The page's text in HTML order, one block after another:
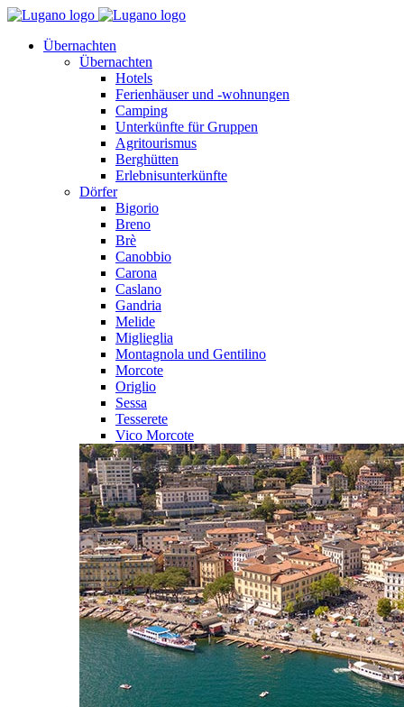
Übernachten
Übernachten
Hotels
Ferienhäuser und -wohnungen
Camping
Unterkünfte für Gruppen
Agritourismus
Berghütten
Erlebnisunterkünfte
Dörfer
Bigorio
Breno
Brè
Canobbio
Carona
Caslano
Gandria
Melide
Miglieglia
Montagnola und Gentilino
Morcote
Origlio
Sessa
Tesserete
Vico Morcote